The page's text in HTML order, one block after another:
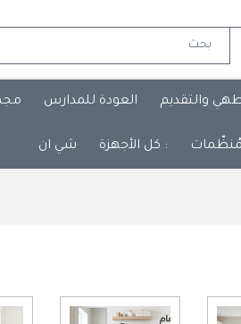
والتقديم العودة للمدارس
: كل الأجهزة شي ان